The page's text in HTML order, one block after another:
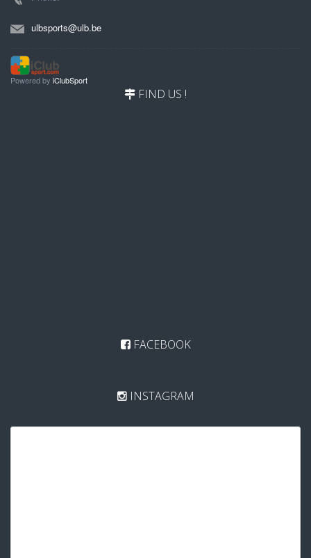
ulbsports@ulb.be
Powered by iClubSport
FIND US !
FACEBOOK
INSTAGRAM